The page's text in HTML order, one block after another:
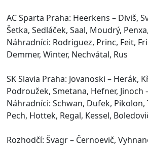
AC Sparta Praha: Heerkens – Diviš,
Šetka, Sedláček, Saal, Moudrý,
Náhradníci: Rodriguez, Princ, Feit,
Demmer, Winter, Nechvátal, Rus
SK Slavia Praha: Jovanoski – Herák,
Podroužek, Smetana, Hefner, Jinoch
Náhradníci: Schwan, Dufek, Pikolon,
Pech, Hottek, Regal, Kessel,
Rozhodčí: Švagr – Černoevič,